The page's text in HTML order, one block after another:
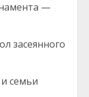
—
засеянного
семьи